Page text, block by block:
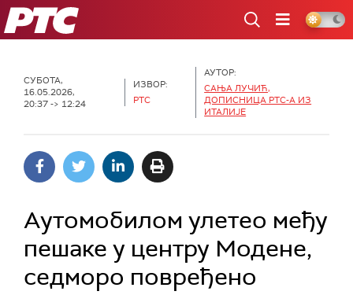
РТС
СУБОТА,
16.05.2026,
20:37 -> 12:24
ИЗВОР:
РТС
АУТОР:
САЊА ЛУЧИЋ,
ДОПИСНИЦА РТС-А ИЗ
ИТАЛИЈЕ
Aутомобилом улетео међу
пешаке у центру Модене,
седморо повређено